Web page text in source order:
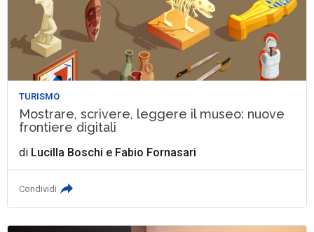
TURISMO
Mostrare, scrivere, leggere il museo: nuove
frontiere digitali
di Lucilla Boschi e Fabio Fornasari
Condividi